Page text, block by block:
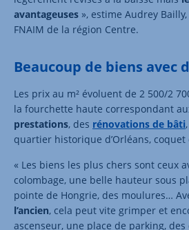
avantageuses », estime Audrey
FNAIM de la région Centre.
Beaucoup de biens avec
Les prix au m² évoluent de 2 500/2
la fourchette haute correspondant
prestations, des rénovations de bâti
quartier historique d’Orléans, coquet
« Les biens les plus chers sont ceux
colombage, une belle hauteur sous
pointe de Hongrie, des moulures…
l’ancien, cela peut vite grimper et
ascenseur, une place de parking,